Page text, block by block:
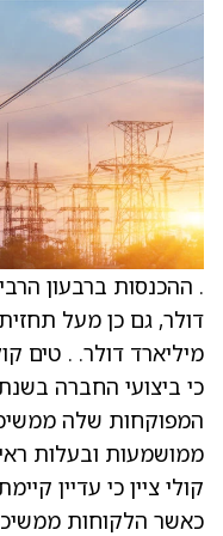
המפוקחות שלה
ממושמעות ובעלות
קולי ציין כי עדיין
כאשר הלקוחות